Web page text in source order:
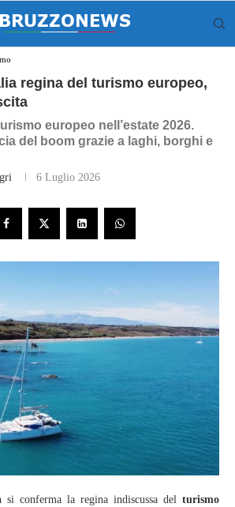
regina del turismo europeo,
europeo nell’estate 2026.
del boom grazie a laghi, borghi e
6 Luglio 2026
si conferma la regina indiscussa del turismo